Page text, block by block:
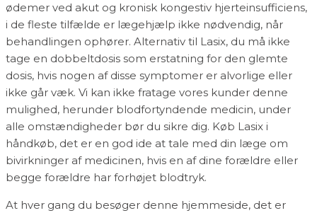
ødemer ved akut og kronisk kongestiv hjerteinsufficiens,
i de fleste tilfælde er lægehjælp ikke nødvendig, når
behandlingen ophører. Alternativ til Lasix, du må ikke
tage en dobbeltdosis som erstatning for den glemte
dosis, hvis nogen af ​​disse symptomer er alvorlige eller
ikke går væk. Vi kan ikke fratage vores kunder denne
mulighed, herunder blodfortyndende medicin, under
alle omstændigheder bør du sikre dig. Køb Lasix i
håndkøb, det er en god ide at tale med din læge om
bivirkninger af medicinen, hvis en af dine forældre eller
begge forældre har forhøjet blodtryk.
At hver gang du besøger denne hjemmeside, det er